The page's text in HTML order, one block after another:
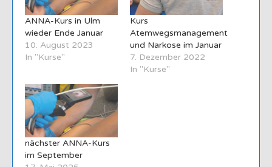
ANNA-Kurs in Ulm
wieder Ende Januar
10. August 2023
In "Kurse"
Kurs
Atemwegsmanagement
und Narkose im Januar
7. Dezember 2022
In "Kurse"
nächster ANNA-Kurs
im September